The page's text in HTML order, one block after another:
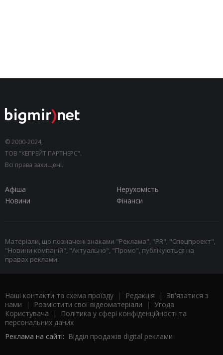
© 2000-2024,
ТОВ "КЕПРЕЙТ ПАРТНЕРС".
Всі права захищені.
Афіша
Нерухомість
Новини
Фінанси
Матеріали, що позначені знаками "Реклама", "PR", "Спецпроект",
"Новини компаній", "Актуально", "Промо", публікуються на
правах реклами.
Наші контакти та схема проїзду | Редакція | Зв'язатися з
нами | Розмістити свої відеоматеріали | Угода
Користувача |
Політика у сфері конфіденційності та
персональних даних
Реклама на сайті: Відділ продажів digital реклами